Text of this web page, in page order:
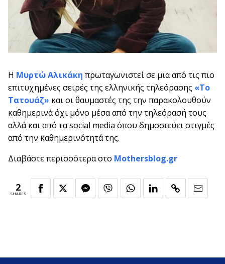
Η Μυρτώ Αλικάκη πρωταγωνιστεί σε μια από τις πιο
επιτυχημένες σειρές της ελληνικής τηλεόρασης «Το
Τατουάζ» και οι θαυμαστές της την παρακολουθούν
καθημερινά όχι μόνο μέσα από την τηλεόρασή τους
αλλά και από τα social media όπου δημοσιεύει στιγμές
από την καθημερινότητά της.
Διαβάστε περισσότερα στο Mothersblog.gr
2
SHARES